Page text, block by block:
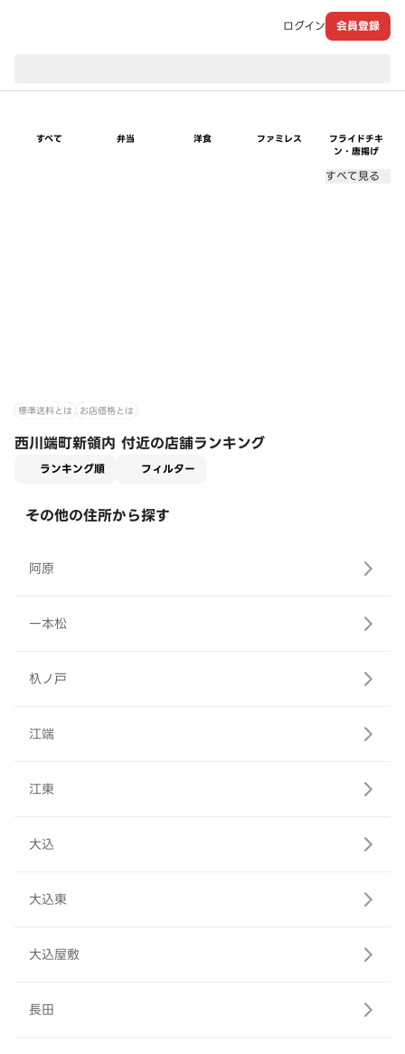
ログイン 会員登録
すべて 弁当 洋食 ファミレス
フライドチキ
ン・唐揚げ
すべて見る
標準送料とは お店価格とは
西川端町新領内 付近の店舗ランキング
ランキング順 フィルター
その他の住所から探す
阿原
一本松
杁ノ戸
江端
江東
大込
大込東
大込屋敷
長田